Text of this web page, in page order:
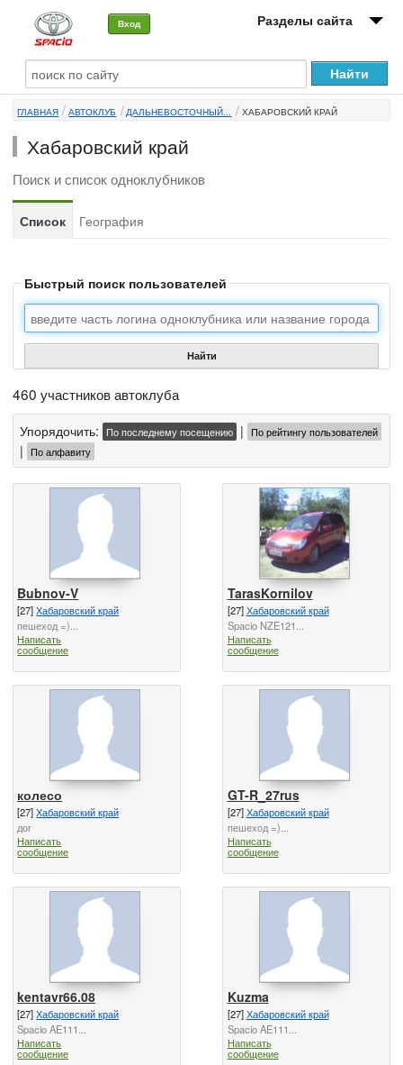
Вход Разделы сайта
О машине
Автоклуб
Форумы
Сервисы и услуги
ГЛАВНАЯ АВТОКЛУБ ДАЛЬНЕВОСТОЧНЫЙ... ХАБАРОВСКИЙ КРАЙ
Хабаровский край
Поиск и список одноклубников
Список География
Быстрый поиск пользователей
Найти
460 участников автоклуба
Упорядочить: По последнему посещению | По рейтингу пользователей
| По алфавиту
Bubnov-V
[27]Хабаровский край
пешеход =)...
Написать
сообщение
TarasKornilov
[27]Хабаровский край
Spacio NZE121...
Написать
сообщение
колесо
[27]Хабаровский край
дог
Написать
сообщение
GT-R_27rus
[27]Хабаровский край
пешеход =)...
Написать
сообщение
kentavr66.08
[27]Хабаровский край
Spacio AE111...
Написать
сообщение
Kuzma
[27]Хабаровский край
Spacio AE111...
Написать
сообщение